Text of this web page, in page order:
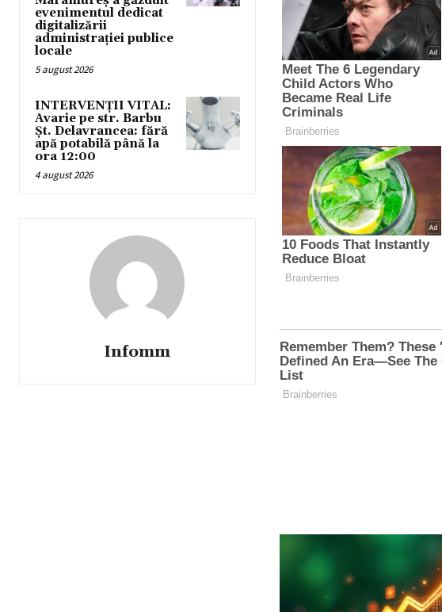
evenimentul dedicat
digitalizării
administrației publice
locale
5 august 2026
INTERVENȚII VITAL:
Avarie pe str. Barbu
Șt. Delavrancea: fără
apă potabilă până la
ora 12:00
4 august 2026
Infomm